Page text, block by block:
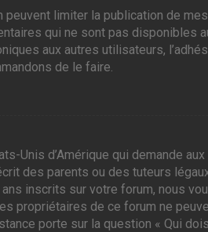
limiter la publication de
qui ne sont pas disponibles
aux autres utilisateurs,
de le faire.
Unis d’Amérique qui demande
des parents ou des tuteurs
inscrits sur votre forum, nous
propriétaires de ce forum ne
porte sur la question « Qui